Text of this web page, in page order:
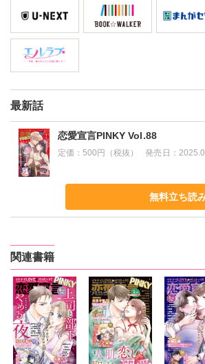
最新話
恋愛宣言PINKY Vol.88
定価：500円（税抜） 発売日：
無料立ち読
関連書籍